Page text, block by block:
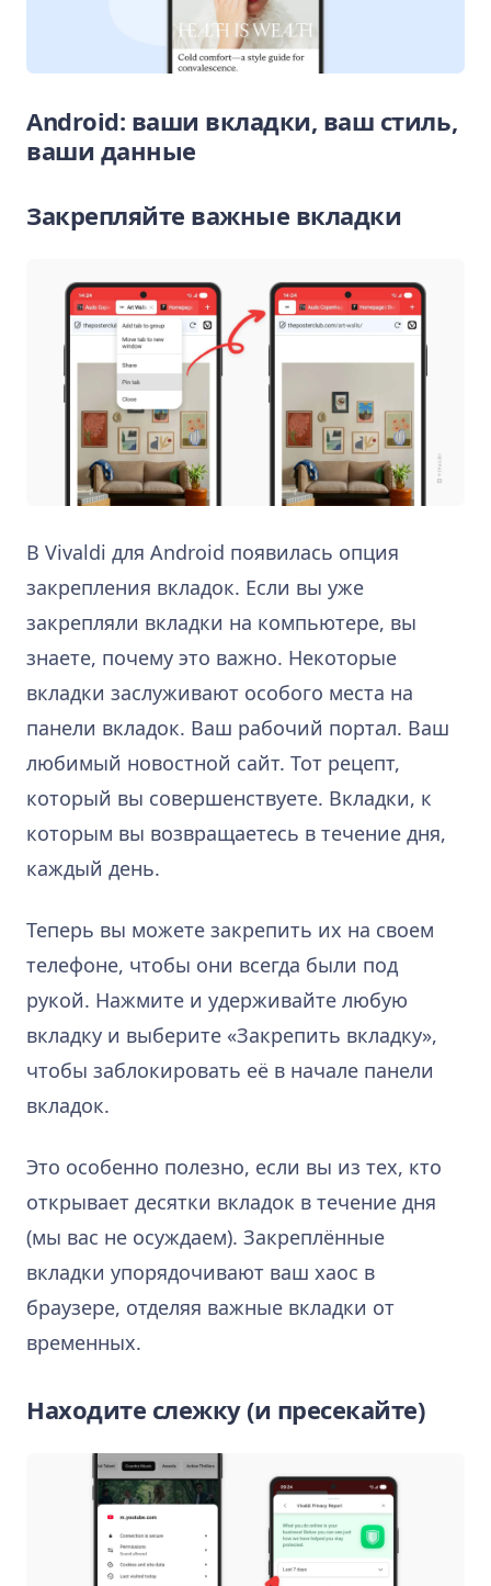
Android: ваши вкладки, ваш стиль,
ваши данные
Закрепляйте важные вкладки
В Vivaldi для Android появилась опция
закрепления вкладок. Если вы уже
закрепляли вкладки на компьютере, вы
знаете, почему это важно. Некоторые
вкладки заслуживают особого места на
панели вкладок. Ваш рабочий портал. Ваш
любимый новостной сайт. Тот рецепт,
который вы совершенствуете. Вкладки, к
которым вы возвращаетесь в течение дня,
каждый день.
Теперь вы можете закрепить их на своем
телефоне, чтобы они всегда были под
рукой. Нажмите и удерживайте любую
вкладку и выберите «Закрепить вкладку»,
чтобы заблокировать её в начале панели
вкладок.
Это особенно полезно, если вы из тех, кто
открывает десятки вкладок в течение дня
(мы вас не осуждаем). Закреплённые
вкладки упорядочивают ваш хаос в
браузере, отделяя важные вкладки от
временных.
Находите слежку (и пресекайте)